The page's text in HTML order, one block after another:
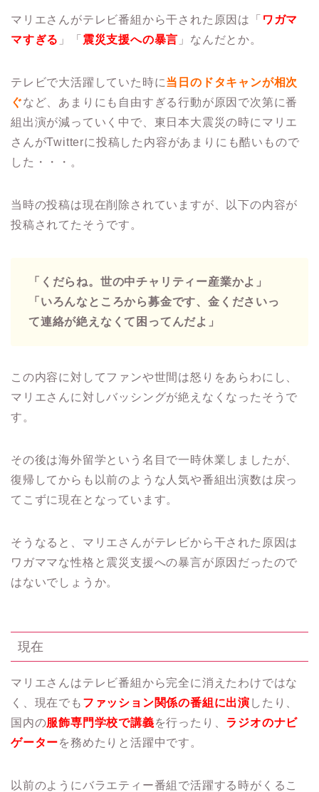
マリエさんがテレビ番組から干された原因は「 ワガマ
マすぎる 」「 震災支援への暴言 」なんだとか。
テレビで大活躍していた時に当日のドタキャンが相次
ぐなど、あまりにも自由すぎる行動が原因で次第に番
組出演が減っていく中で、東日本大震災の時にマリエ
さんがTwitterに投稿した内容があまりにも酷いもので
した・・・。
当時の投稿は現在削除されていますが、以下の内容が
投稿されてたそうです。
「くだらね。世の中チャリティー産業かよ」
「いろんなところから募金です、金くださいっ
て連絡が絶えなくて困ってんだよ」
この内容に対してファンや世間は怒りをあらわにし、
マリエさんに対しバッシングが絶えなくなったそうで
す。
その後は海外留学という名目で一時休業しましたが、
復帰してからも以前のような人気や番組出演数は戻っ
てこずに現在となっています。
そうなると、マリエさんがテレビから干された原因は
ワガママな性格と震災支援への暴言が原因だったので
はないでしょうか。
現在
マリエさんはテレビ番組から完全に消えたわけではな
く、現在でも ファッション関係の番組に出演 したり、
国内の服飾専門学校で講義を行ったり、 ラジオのナビ
ゲーターを務めたりと活躍中です。
以前のようにバラエティー番組で活躍する時がくるこ